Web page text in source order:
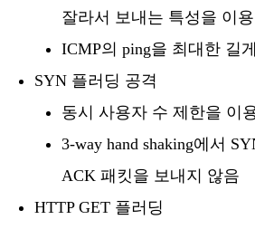
잘라서 보내는 특성을 이
ICMP의 ping을 최대한 길
SYN 플러딩 공격
동시 사용자 수 제한을 이
3-way hand shaking에서
ACK 패킷을 보내지 않음
HTTP GET 플러딩